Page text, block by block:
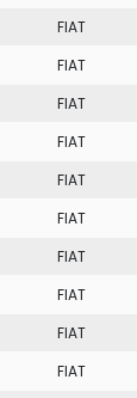
FIAT
FIAT
FIAT
FIAT
FIAT
FIAT
FIAT
FIAT
FIAT
FIAT